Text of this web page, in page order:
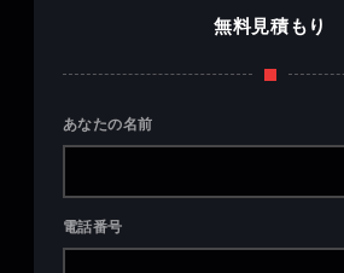
無料見積もり
あなたの名前
電話番号